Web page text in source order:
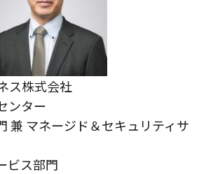
ス株式会社
ンター
兼 マネージド＆セキュリティサ
ビス部門